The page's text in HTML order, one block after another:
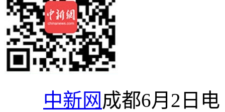
中新网 成都6月2日